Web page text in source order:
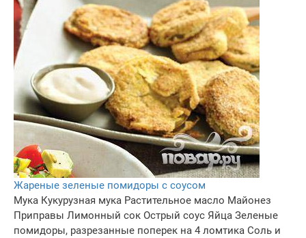
Жареные зеленые помидоры с соусом
Мука Кукурузная мука Растительное масло Майонез
Приправы Лимонный сок Острый соус Яйца Зеленые
помидоры, разрезанные поперек на 4 ломтика Соль и